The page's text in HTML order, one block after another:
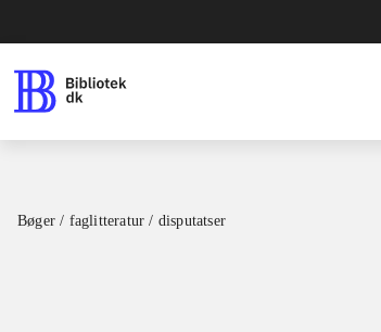
Bøger / faglitteratur / disputatser